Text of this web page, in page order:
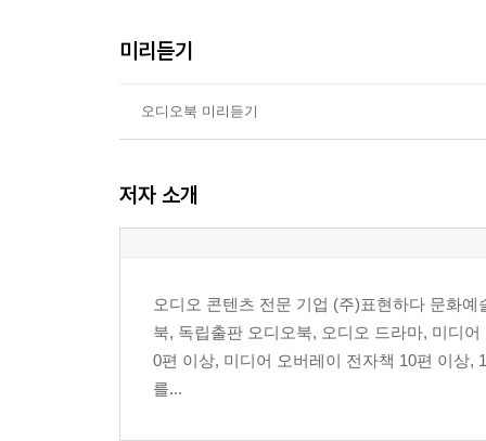
미리듣기
오디오북 미리듣기
저자 소개
오디오 콘텐츠 전문 기업 (주)표현하다 문화
북, 독립출판 오디오북, 오디오 드라마, 미디
0편 이상, 미디어 오버레이 전자책 10편 이상,
를...